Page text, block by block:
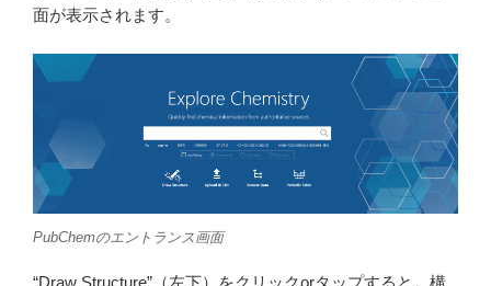
面が表示されます。
PubChemのエントランス画面